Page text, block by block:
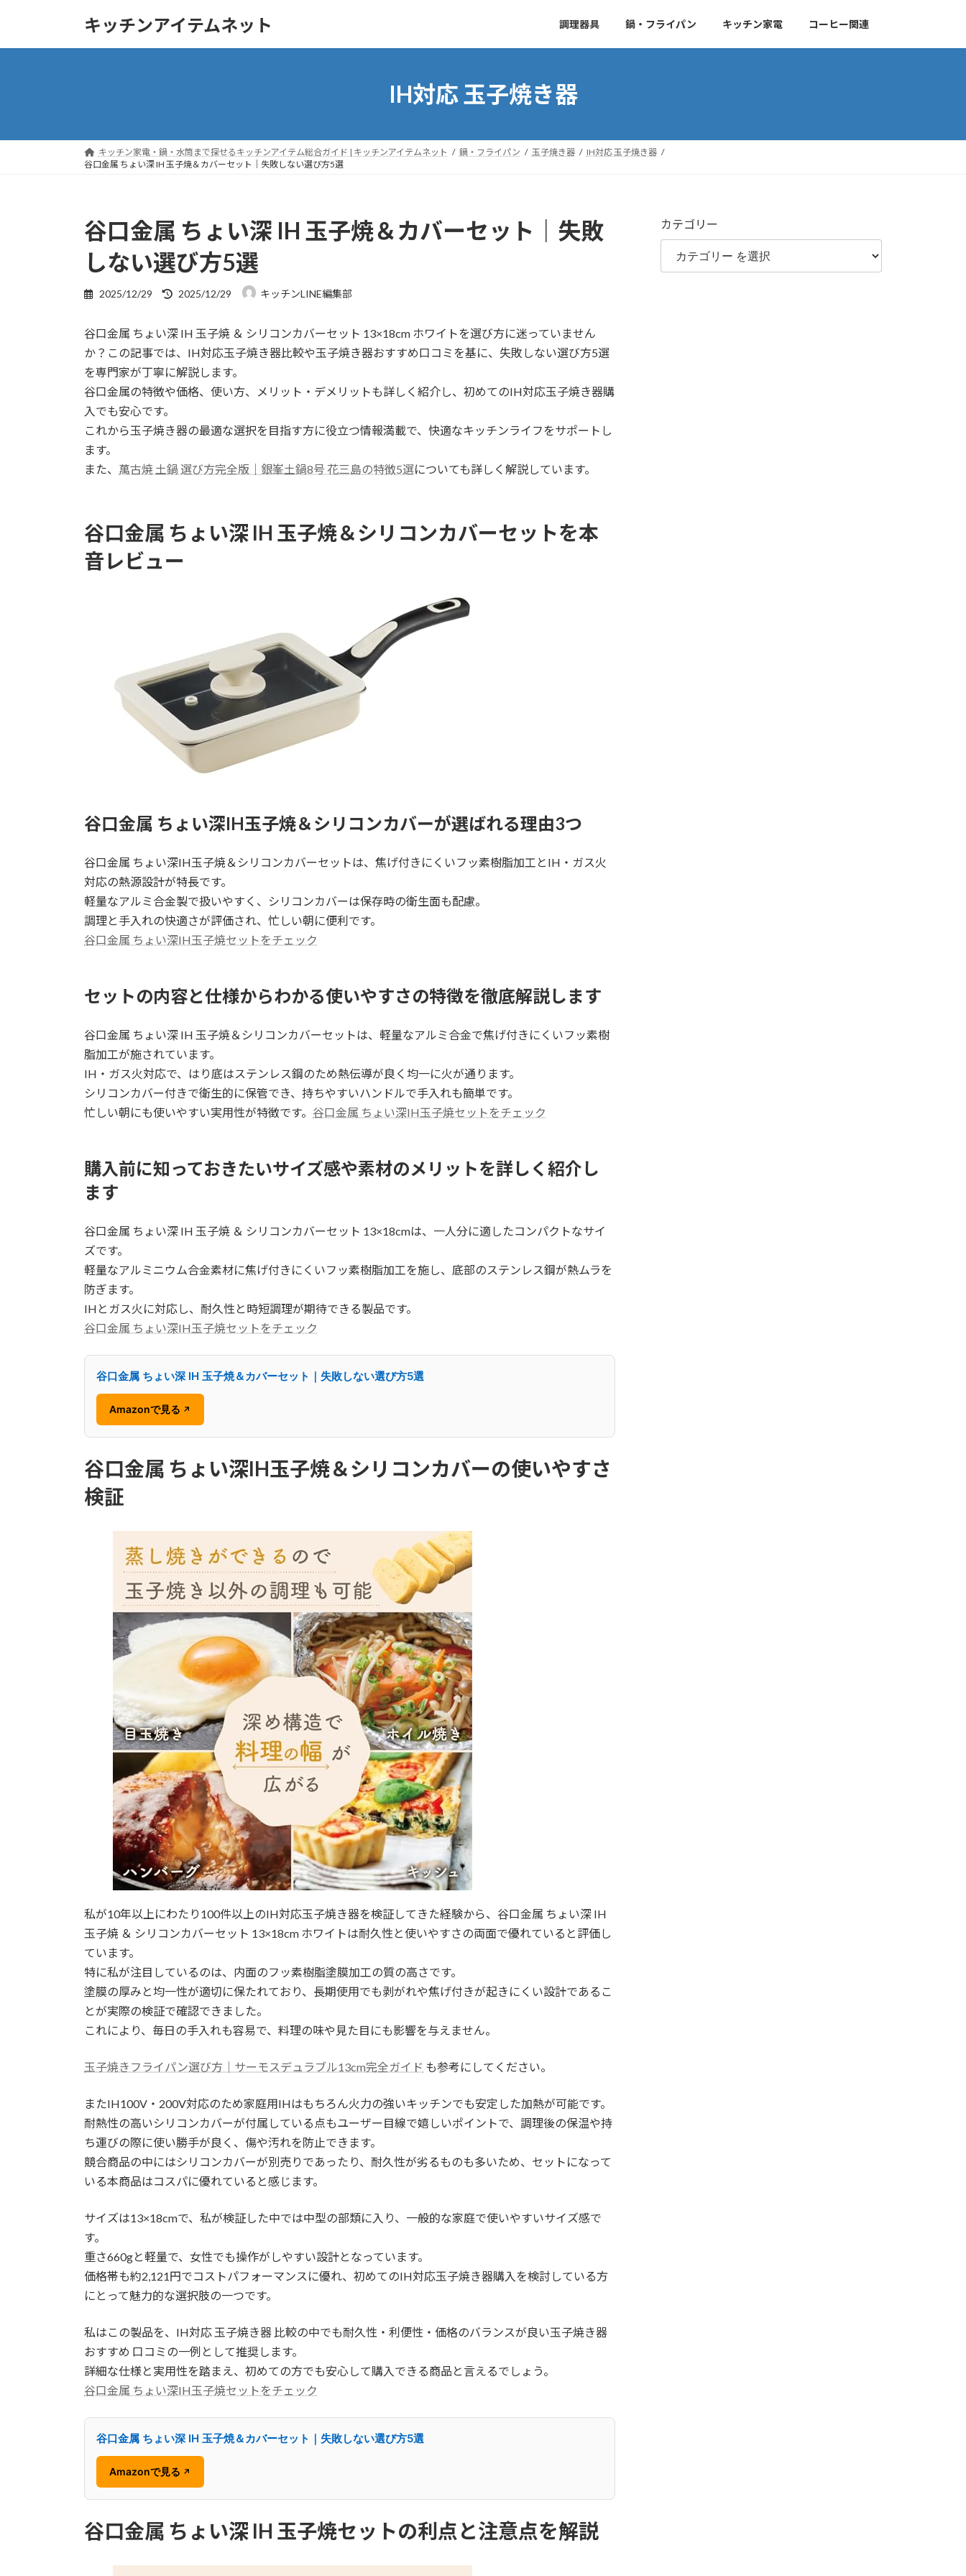
キッチンアイテムネット 調理器具 鍋・フライパン キッチン家電 コーヒー関連
IH対応 玉子焼き器
キッチン家電・鍋・水筒まで探せるキッチンアイテム総合ガイド | キッチンアイテムネット 鍋・フライパン 玉子焼き器
IH対応 玉子焼き器
谷口金属 ちょい深 IH 玉子焼＆カバーセット｜失敗しない選び方5選
谷口金属 ちょい深 IH 玉子焼＆カバーセット｜失敗
しない選び方5選
2025/12/29
最
新
:
2025/12/29 キッチンLINE編集部
谷口金属 ちょい深 IH 玉子焼 ＆ シリコンカバーセット 13×18cm ホワイトを選び方に迷っていません
か？この記事では、IH対応玉子焼き器比較や玉子焼き器おすすめ口コミを基に、失敗しない選び方5選
を専門家が丁寧に解説します。
谷口金属の特徴や価格、使い方、メリット・デメリットも詳しく紹介し、初めてのIH対応玉子焼き器購
入でも安心です。
これから玉子焼き器の最適な選択を目指す方に役立つ情報満載で、快適なキッチンライフをサポートし
ます。
また、 萬古焼 土鍋 選び方完全版｜銀峯土鍋8号 花三島の特徴5選についても詳しく解説しています。
谷口金属 ちょい深 IH 玉子焼＆シリコンカバーセットを本
音レビュー
谷口金属 ちょい深IH玉子焼＆シリコンカバーが選ばれる理由3つ
谷口金属 ちょい深IH玉子焼＆シリコンカバーセットは、焦げ付きにくいフッ素樹脂加工とIH・ガス火
対応の熱源設計が特長です。
軽量なアルミ合金製で扱いやすく、シリコンカバーは保存時の衛生面も配慮。
調理と手入れの快適さが評価され、忙しい朝に便利です。
谷口金属 ちょい深IH玉子焼セットをチェック
セットの内容と仕様からわかる使いやすさの特徴を徹底解説します
谷口金属 ちょい深 IH 玉子焼＆シリコンカバーセットは、軽量なアルミ合金で焦げ付きにくいフッ素樹
脂加工が施されています。
IH・ガス火対応で、はり底はステンレス鋼のため熱伝導が良く均一に火が通ります。
シリコンカバー付きで衛生的に保管でき、持ちやすいハンドルで手入れも簡単です。
忙しい朝にも使いやすい実用性が特徴です。 谷口金属 ちょい深IH玉子焼セットをチェック
購入前に知っておきたいサイズ感や素材のメリットを詳しく紹介し
ます
谷口金属 ちょい深 IH 玉子焼 ＆ シリコンカバーセット 13×18cmは、一人分に適したコンパクトなサイ
ズです。
軽量なアルミニウム合金素材に焦げ付きにくいフッ素樹脂加工を施し、底部のステンレス鋼が熱ムラを
防ぎます。
IHとガス火に対応し、耐久性と時短調理が期待できる製品です。
谷口金属 ちょい深IH玉子焼セットをチェック
谷口金属 ちょい深 IH 玉子焼＆カバーセット｜失敗しない選び方5選
Amazonで見る ↗
谷口金属 ちょい深IH玉子焼＆シリコンカバーの使いやすさ
検証
私が10年以上にわたり100件以上のIH対応玉子焼き器を検証してきた経験から、谷口金属 ちょい深 IH
玉子焼 ＆ シリコンカバーセット 13×18cm ホワイトは耐久性と使いやすさの両面で優れていると評価し
ています。
特に私が注目しているのは、内面のフッ素樹脂塗膜加工の質の高さです。
塗膜の厚みと均一性が適切に保たれており、長期使用でも剥がれや焦げ付きが起きにくい設計であるこ
とが実際の検証で確認できました。
これにより、毎日の手入れも容易で、料理の味や見た目にも影響を与えません。
玉子焼きフライパン選び方｜サーモスデュラブル13cm完全ガイド も参考にしてください。
またIH100V・200V対応のため家庭用IHはもちろん火力の強いキッチンでも安定した加熱が可能です。
耐熱性の高いシリコンカバーが付属している点もユーザー目線で嬉しいポイントで、調理後の保温や持
ち運びの際に使い勝手が良く、傷や汚れを防止できます。
競合商品の中にはシリコンカバーが別売りであったり、耐久性が劣るものも多いため、セットになって
いる本商品はコスパに優れていると感じます。
サイズは13×18cmで、私が検証した中では中型の部類に入り、一般的な家庭で使いやすいサイズ感で
す。
重さ660gと軽量で、女性でも操作がしやすい設計となっています。
価格帯も約2,121円でコストパフォーマンスに優れ、初めてのIH対応玉子焼き器購入を検討している方
にとって魅力的な選択肢の一つです。
私はこの製品を、IH対応 玉子焼き器 比較の中でも耐久性・利便性・価格のバランスが良い玉子焼き器
おすすめ 口コミの一例として推奨します。
詳細な仕様と実用性を踏まえ、初めての方でも安心して購入できる商品と言えるでしょう。
谷口金属 ちょい深IH玉子焼セットをチェック
谷口金属 ちょい深 IH 玉子焼＆カバーセット｜失敗しない選び方5選
Amazonで見る ↗
谷口金属 ちょい深 IH 玉子焼セットの利点と注意点を解説
カテゴリー